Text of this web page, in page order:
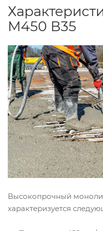
М450 В35
Высокопрочный
характеризуется